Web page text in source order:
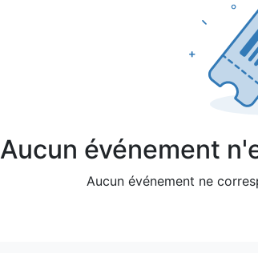
Aucun événement
Aucun événement ne